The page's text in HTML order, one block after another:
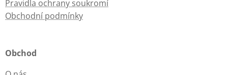
Pravidla ochrany soukromí
Obchodní podmínky
Obchod